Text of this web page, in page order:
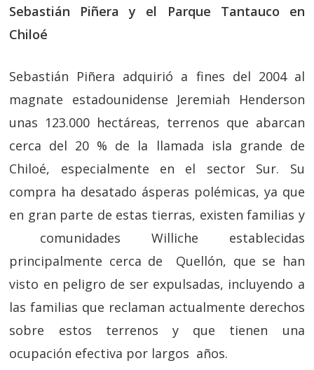
Sebastián Piñera y el Parque Tantauco en
Chiloé
Sebastián Piñera adquirió a fines del 2004 al
magnate estadounidense Jeremiah Henderson
unas 123.000 hectáreas, terrenos que abarcan
cerca del 20 % de la llamada isla grande de
Chiloé, especialmente en el sector Sur. Su
compra ha desatado ásperas polémicas, ya que
en gran parte de estas tierras, existen familias y
comunidades Williche establecidas
principalmente cerca de Quellón, que se han
visto en peligro de ser expulsadas, incluyendo a
las familias que reclaman actualmente derechos
sobre estos terrenos y que tienen una
ocupación efectiva por largos años.